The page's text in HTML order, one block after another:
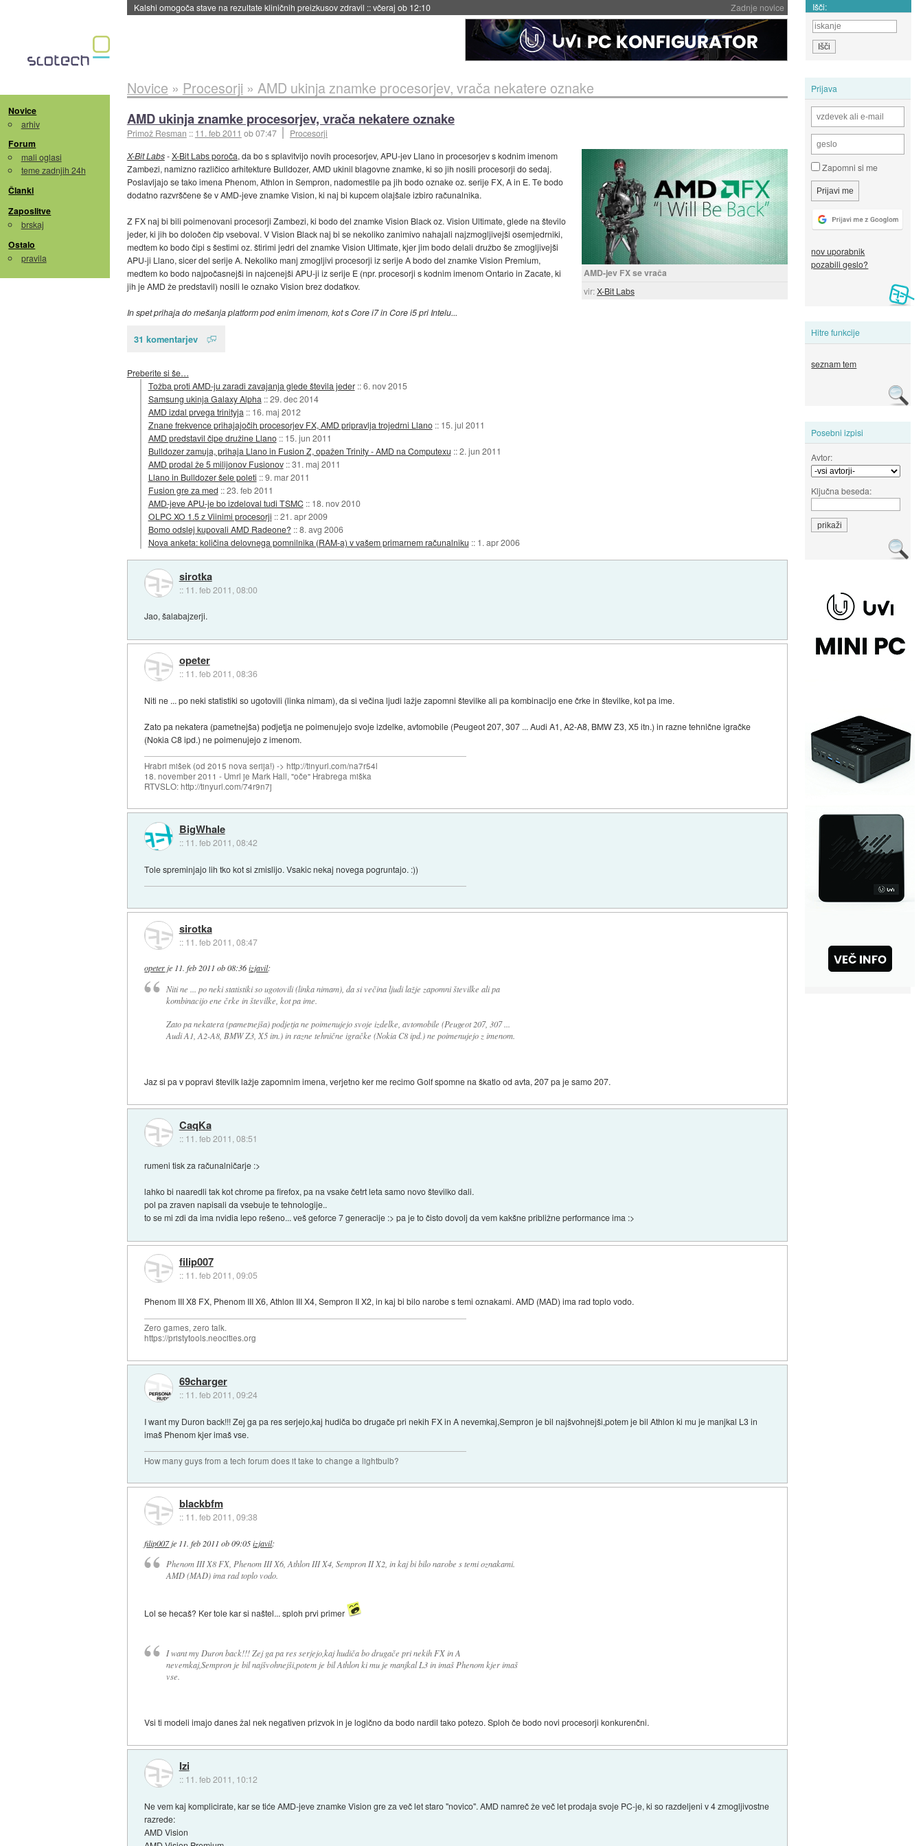
Zadnje novice
Sandisk že prodal več kot polovico SSD-jev za naslednji dve leti::včeraj ob 11:37 Išči:
Novice
arhiv
Forum
mali oglasi
teme zadnjih 24h
Članki
Zaposlitve
brskaj
Ostalo
pravila
Prijava
Zapomni si me
nov uporabnik
pozabili geslo?
Hitre funkcije
seznam tem
Posebni izpisi
Avtor:
Ključna beseda:
Novice » Procesorji » AMD ukinja znamke procesorjev, vrača nekatere oznake
AMD ukinja znamke procesorjev, vrača nekatere oznake
Primož Resman :: 11. feb 2011 ob 07:47 Procesorji
AMD-jev FX se vrača
vir:X-Bit Labs
X-Bit Labs-X-Bit Labs poroča, da bo s splavitvijo novih procesorjev, APU-jev Llano in procesorjev s kodnim imenom
Zambezi, namizno različico arhitekture Bulldozer, AMD ukinil blagovne znamke, ki so jih nosili procesorji do sedaj.
Poslavljajo se tako imena Phenom, Athlon in Sempron, nadomestile pa jih bodo oznake oz. serije FX, A in E. Te bodo
dodatno razvrščene še v AMD-jeve znamke Vision, ki naj bi kupcem olajšale izbiro računalnika.
Z FX naj bi bili poimenovani procesorji Zambezi, ki bodo del znamke Vision Black oz. Vision Ultimate, glede na število
jeder, ki jih bo določen čip vseboval. V Vision Black naj bi se nekoliko zanimivo nahajali najzmogljivejši osemjedrniki,
medtem ko bodo čipi s šestimi oz. štirimi jedri del znamke Vision Ultimate, kjer jim bodo delali družbo še zmogljivejši
APU-ji Llano, sicer del serije A. Nekoliko manj zmogljivi procesorji iz serije A bodo del znamke Vision Premium,
medtem ko bodo najpočasnejši in najcenejši APU-ji iz serije E (npr. procesorji s kodnim imenom Ontario in Zacate, ki
jih je AMD že predstavil) nosili le oznako Vision brez dodatkov.
In spet prihaja do mešanja platform pod enim imenom, kot s Core i7 in Core i5 pri Intelu...
31 komentarjev
Preberite si še…
Tožba proti AMD-ju zaradi zavajanja glede števila jeder ::6. nov 2015
Samsung ukinja Galaxy Alpha ::29. dec 2014
AMD izdal prvega trinityja :: 16. maj 2012
Znane frekvence prihajajočih procesorjev FX, AMD pripravlja trojedrni Llano :: 15. jul 2011
AMD predstavil čipe družine Llano :: 15. jun 2011
Bulldozer zamuja, prihaja Llano in Fusion Z, opažen Trinity - AMD na Computexu ::2. jun 2011
AMD prodal že 5 milijonov Fusionov ::31. maj 2011
Llano in Bulldozer šele poleti ::9. mar 2011
Fusion gre za med ::23. feb 2011
AMD-jeve APU-je bo izdeloval tudi TSMC :: 18. nov 2010
OLPC XO 1.5 z Viinimi procesorji ::21. apr 2009
Bomo odslej kupovali AMD Radeone? ::8. avg 2006
Nova anketa: količina delovnega pomnilnika (RAM-a) v vašem primarnem računalniku :: 1. apr 2006
sirotka
:: 11. feb 2011, 08:00
Jao, šalabajzerji.
opeter
:: 11. feb 2011, 08:36
Niti ne ... po neki statistiki so ugotovili (linka nimam), da si večina ljudi lažje zapomni številke ali pa kombinacijo ene črke in številke, kot pa ime.
Zato pa nekatera (pametnejša) podjetja ne poimenujejo svoje izdelke, avtomobile (Peugeot 207, 307 ... Audi A1, A2-A8, BMW Z3, X5 itn.) in razne tehnične igračke
(Nokia C8 ipd.) ne poimenujejo z imenom.
Hrabri mišek (od 2015 nova serija!) -> http://tinyurl.com/na7r54l
18. november 2011 - Umrl je Mark Hall, "oče" Hrabrega miška
RTVSLO: http://tinyurl.com/74r9n7j
BigWhale
:: 11. feb 2011, 08:42
Tole spreminjajo lih tko kot si zmislijo. Vsakic nekaj novega pogruntajo. :))
sirotka
:: 11. feb 2011, 08:47
opeterje 11. feb 2011 ob 08:36 izjavil:
Niti ne ... po neki statistiki so ugotovili (linka nimam), da si večina ljudi lažje zapomni številke ali pa
kombinacijo ene črke in številke, kot pa ime.
Zato pa nekatera (pametnejša) podjetja ne poimenujejo svoje izdelke, avtomobile (Peugeot 207, 307 ...
Audi A1, A2-A8, BMW Z3, X5 itn.) in razne tehnične igračke (Nokia C8 ipd.) ne poimenujejo z imenom.
Jaz si pa v popravi številk lažje zapomnim imena, verjetno ker me recimo Golf spomne na škatlo od avta, 207 pa je samo 207.
CaqKa
:: 11. feb 2011, 08:51
rumeni tisk za računalničarje :>
lahko bi naaredli tak kot chrome pa firefox, pa na vsake četrt leta samo novo številko dali.
pol pa zraven napisali da vsebuje te tehnologije..
to se mi zdi da ima nvidia lepo rešeno... veš geforce 7 generacije :> pa je to čisto dovolj da vem kakšne približne performance ima :>
filip007
:: 11. feb 2011, 09:05
Phenom III X8 FX, Phenom III X6, Athlon III X4, Sempron II X2, in kaj bi bilo narobe s temi oznakami. AMD (MAD) ima rad toplo vodo.
Zero games, zero talk.
https://pristytools.neocities.org
69charger
:: 11. feb 2011, 09:24
I want my Duron back!!! Zej ga pa res serjejo,kaj hudiča bo drugače pri nekih FX in A nevemkaj,Sempron je bil najšvohnejši,potem je bil Athlon ki mu je manjkal L3 in
imaš Phenom kjer imaš vse.
How many guys from a tech forum does it take to change a lightbulb?
blackbfm
:: 11. feb 2011, 09:38
filip007je 11. feb 2011 ob 09:05 izjavil:
Phenom III X8 FX, Phenom III X6, Athlon III X4, Sempron II X2, in kaj bi bilo narobe s temi oznakami.
AMD (MAD) ima rad toplo vodo.
Lol se hecaš? Ker tole kar si naštel... sploh prvi primer
I want my Duron back!!! Zej ga pa res serjejo,kaj hudiča bo drugače pri nekih FX in A
nevemkaj,Sempron je bil najšvohnejši,potem je bil Athlon ki mu je manjkal L3 in imaš Phenom kjer imaš
vse.
Vsi ti modeli imajo danes žal nek negativen prizvok in je logično da bodo nardil tako potezo. Sploh če bodo novi procesorji konkurenčni.
Izi
:: 11. feb 2011, 10:12
Ne vem kaj komplicirate, kar se tiće AMD-jeve znamke Vision gre za več let staro "novico". AMD namreč že več let prodaja svoje PC-je, ki so razdeljeni v 4 zmogljivostne
razrede:
AMD Vision